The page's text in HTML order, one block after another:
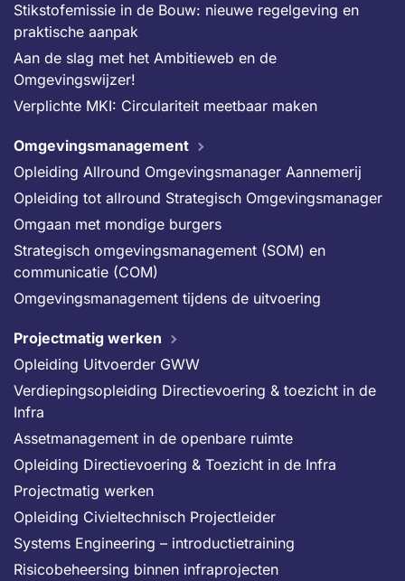
Stikstofemissie in de Bouw: nieuwe regelgeving en
praktische aanpak
Aan de slag met het Ambitieweb en de
Omgevingswijzer!
Verplichte MKI: Circulariteit meetbaar maken
Omgevingsmanagement
Opleiding Allround Omgevingsmanager Aannemerij
Opleiding tot allround Strategisch Omgevingsmanager
Omgaan met mondige burgers
Strategisch omgevingsmanagement (SOM) en
communicatie (COM)
Omgevingsmanagement tijdens de uitvoering
Projectmatig werken
Opleiding Uitvoerder GWW
Verdiepingsopleiding Directievoering & toezicht in de
Infra
Assetmanagement in de openbare ruimte
Opleiding Directievoering & Toezicht in de Infra
Projectmatig werken
Opleiding Civieltechnisch Projectleider
Systems Engineering – introductietraining
Risicobeheersing binnen infraprojecten